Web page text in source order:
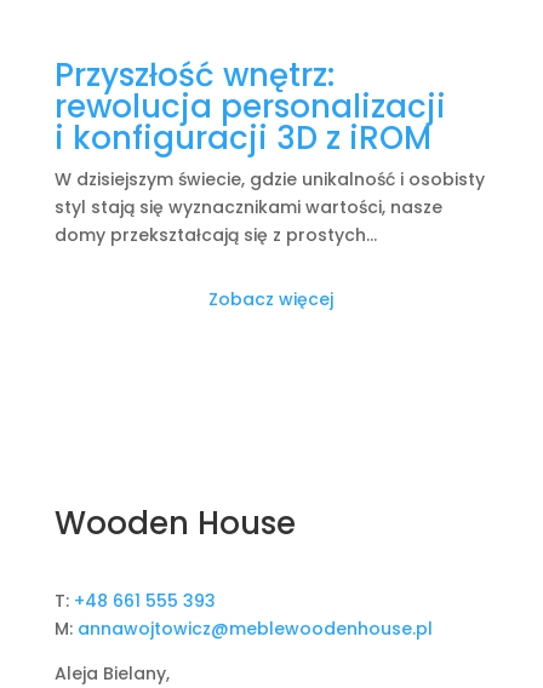
Przyszłość wnętrz:
rewolucja personalizacji
i konfiguracji 3D z iROM
W dzisiejszym świecie, gdzie unikalność i osobisty
styl stają się wyznacznikami wartości, nasze
domy przekształcają się z prostych...
Zobacz więcej
Wooden House
T: +48 661 555 393
M: annawojtowicz@meblewoodenhouse.pl
Aleja Bielany,